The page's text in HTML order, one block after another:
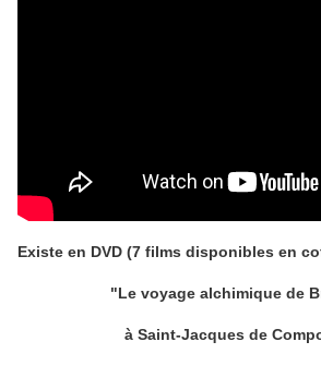
Existe en DVD (7 films disponibles en
"Le voyage alchimique de
à Saint-Jacques de